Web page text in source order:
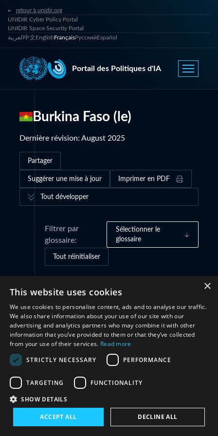
retour à unidir.org
UNIDIR Cyber Policy Portal
UNIDIR Space Security Portal
العربية 中文EnglishFrançaisРусскийEspañol
Portail des Politiques d'IA
Burkina Faso (le)
Dernière révision: August 2025
Partager
Suggérer une mise à jour Imprimer en PDF
Tout développer
Filtrer par
glossaire:
Sélectionner le
glossaire
Tout réinitialiser
Cadres de gouvernance
Coopération (2)
Restez en contact avec nous
×
This website uses cookies
We use cookies to personalise content, ads and to analyse our traffic.
We also share information about your use of our site with our
advertising and analytics partners who may combine it with other
information that you’ve provided to them or that they’ve collected
from your use of their services. Read more
STRICTLY NECESSARY
PERFORMANCE
TARGETING FUNCTIONALITY
SHOW DETAILS
ACCEPT ALL DECLINE ALL